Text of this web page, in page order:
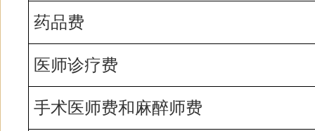
药品费
医师诊疗费
手术医师费和麻醉师费